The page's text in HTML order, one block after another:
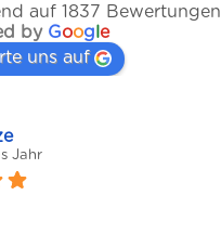
auf 1837 Bewertungen
by Google
uns auf
Jahr